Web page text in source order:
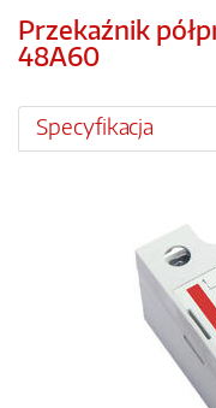
Przekaźnik
48A60
Specyfikacja